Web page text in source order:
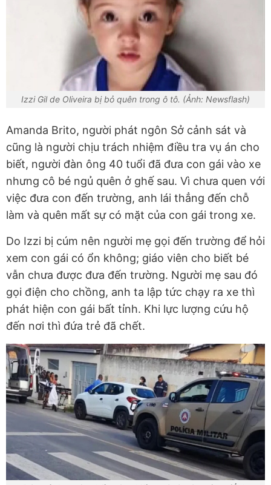
Izzi Gil de Oliveira bị bỏ quên trong ô tô. (Ảnh: Newsflash)
Amanda Brito, người phát ngôn Sở cảnh sát và
cũng là người chịu trách nhiệm điều tra vụ án cho
biết, người đàn ông 40 tuổi đã đưa con gái vào xe
nhưng cô bé ngủ quên ở ghế sau. Vì chưa quen với
việc đưa con đến trường, anh lái thẳng đến chỗ
làm và quên mất sự có mặt của con gái trong xe.
Do Izzi bị cúm nên người mẹ gọi đến trường để hỏi
xem con gái có ổn không; giáo viên cho biết bé
vẫn chưa được đưa đến trường. Người mẹ sau đó
gọi điện cho chồng, anh ta lập tức chạy ra xe thì
phát hiện con gái bất tỉnh. Khi lực lượng cứu hộ
đến nơi thì đứa trẻ đã chết.